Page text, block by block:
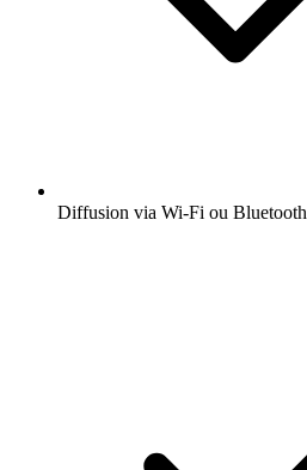
Diffusion via Wi-Fi ou Bluetooth